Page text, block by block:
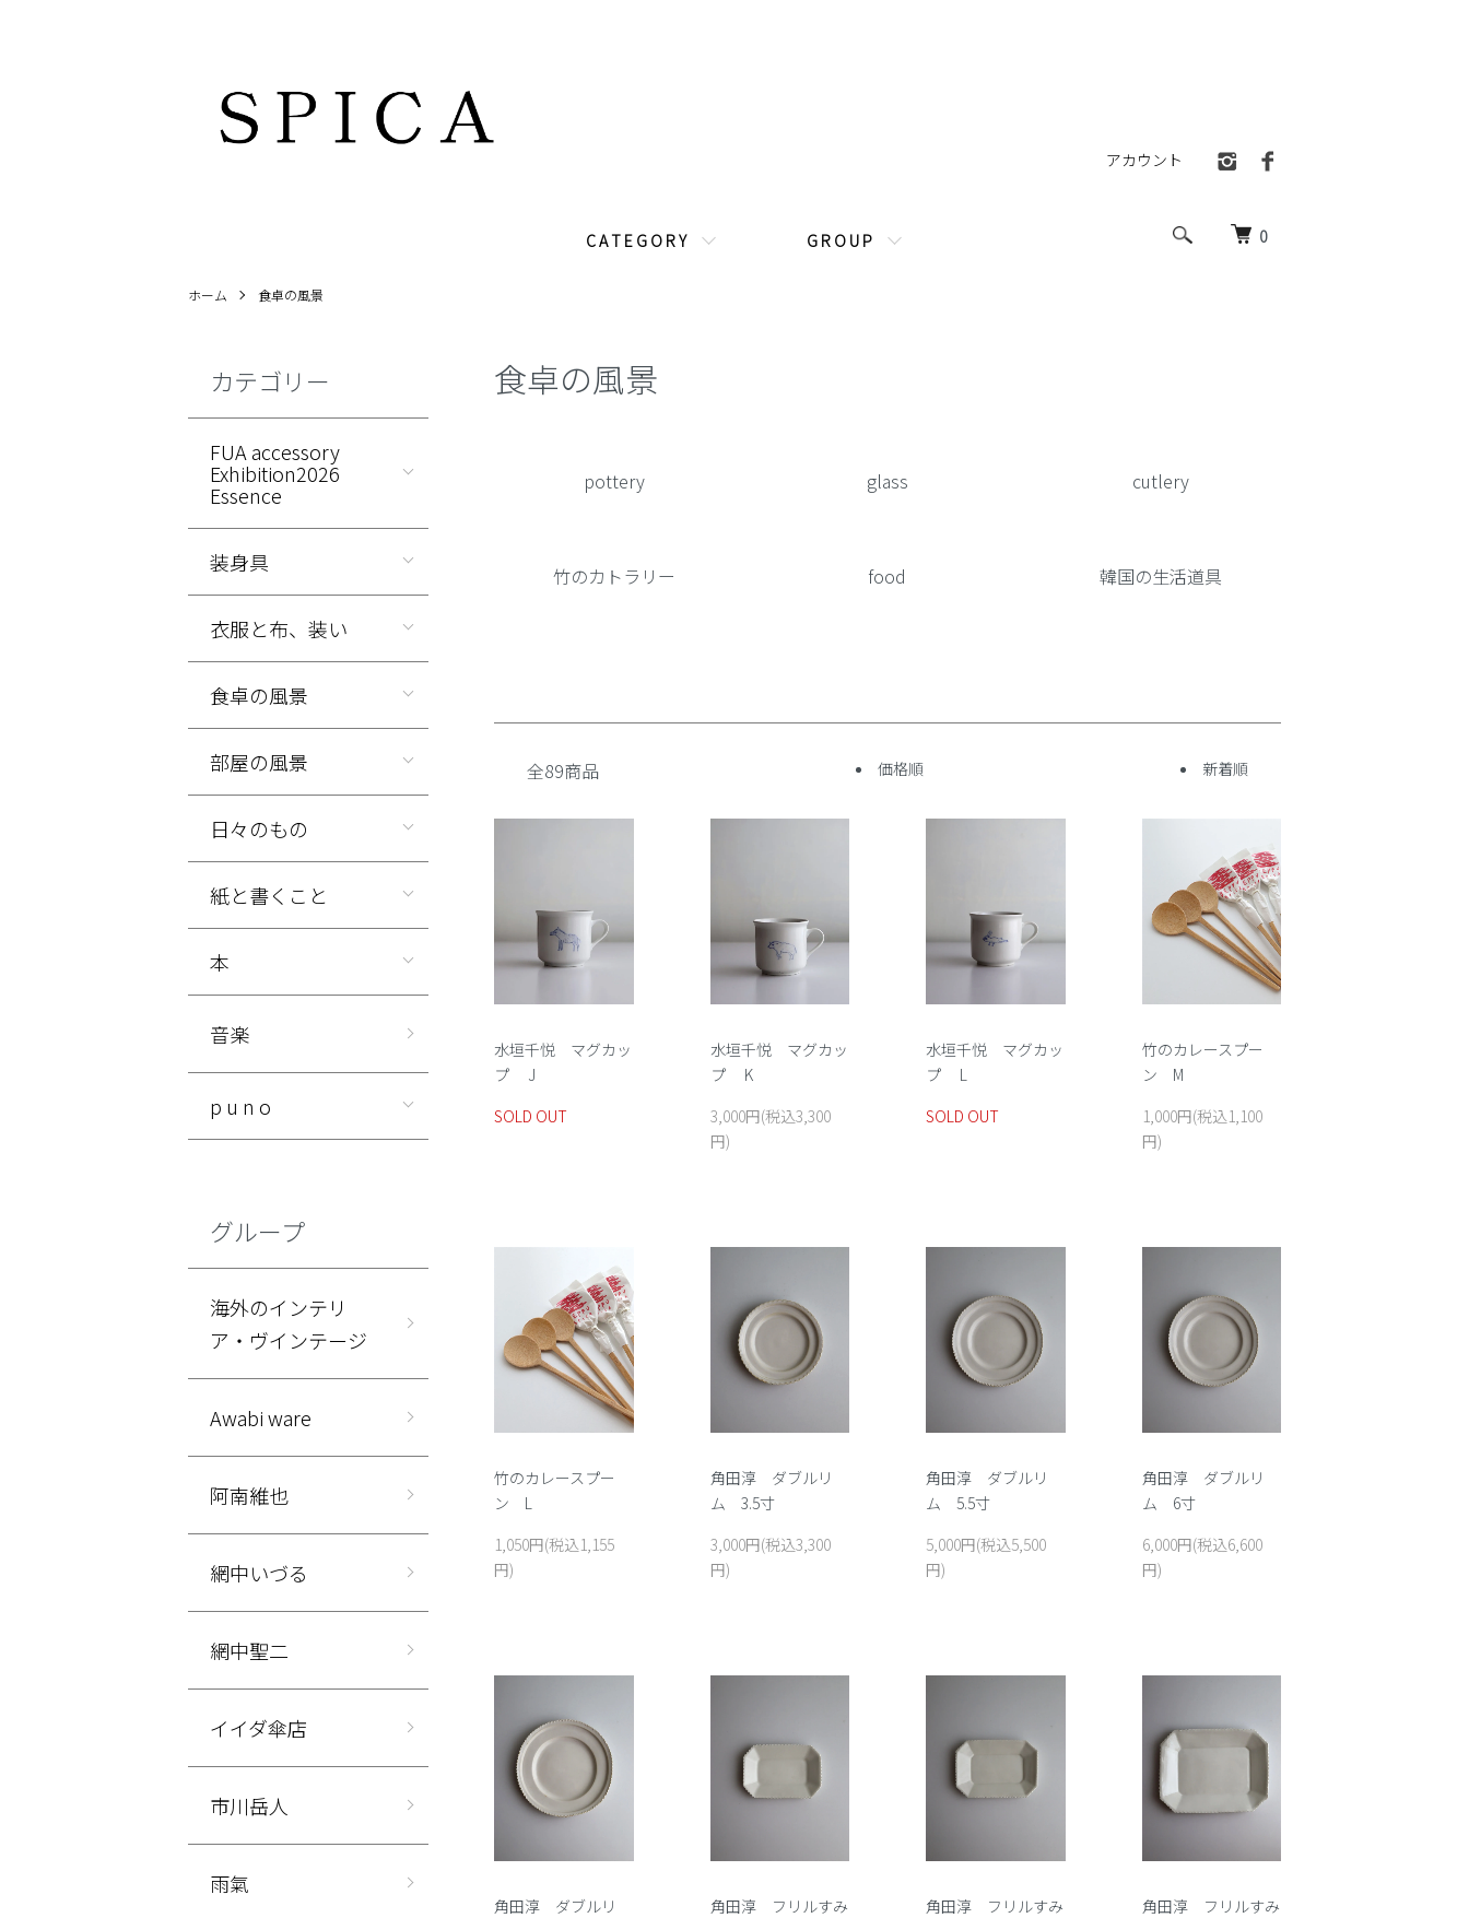
0
C A T E G O R Y G R O U P
アカウント
ホーム 食卓の風景
食卓の風景
pottery
glass cutlery
竹のカトラリー food 韓国の生活道具
全89商品 価格順 新着順
水垣千悦 マグカッ
プ J
SOLD OUT
水垣千悦 マグカッ
プ K
3,000円(税込3,300
円)
水垣千悦 マグカッ
プ L
SOLD OUT
竹のカレースプー
ン M
1,000円(税込1,100
円)
竹のカレースプー
ン L
1,050円(税込1,155
円)
角田淳 ダブルリ
ム 3.5寸
3,000円(税込3,300
円)
角田淳 ダブルリ
ム 5.5寸
5,000円(税込5,500
円)
角田淳 ダブルリ
ム 6寸
6,000円(税込6,600
円)
角田淳 ダブルリ
角田淳 フリルすみ
角田淳 フリルすみ
角田淳 フリルすみ
カテゴリー
FUA accessory
Exhibition2026
Essence
装身具
衣服と布、装い
食卓の風景
部屋の風景
日々のもの
紙と書くこと
本
音楽
p u n o
グループ
海外のインテリ
ア・ヴインテージ
Awabi ware
阿南維也
網中いづる
網中聖二
イイダ傘店
市川岳人
雨氣